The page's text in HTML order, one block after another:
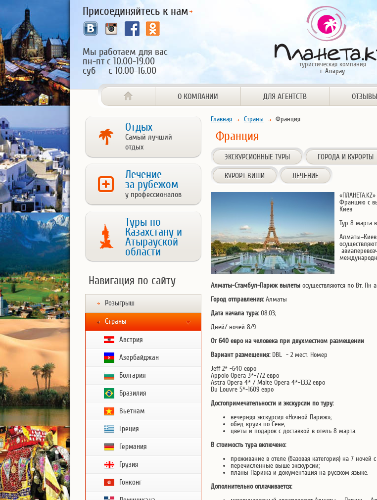
Присоединяйтесь к нам
Мы работаем для вас
пн-пт с 10.00-19.00
суб с 10.00-16.00
туристическая компания
г. Атырау
О КОМПАНИИ ДЛЯ АГЕНТСТВ ОТЗЫВЫ
Отдых
Самый лучший
отдых
Лечение
за рубежом
у профессионалов
Туры по
Казахстану и
Атырауской
области
Навигация по сайту
Розыгрыш
Страны
Австрия
Азербайджан
Болгария
Бразилия
Вьетнам
Греция
Германия
Грузия
Гонконг
Главная Страны Франция
Франция
ЭКСКУРСИОННЫЕ ТУРЫ ГОРОДА И КУРОРТЫ
КУРОРТ ВИШИ ЛЕЧЕНИЕ
Францию с
Киев
Тур 8 марта
Алматы-Стамбул-Париж вылеты осуществляются по Вт. Пн
Город отправления:Алматы
Дата начала тура:08.03;
Дней/ ночей 8/9
От 640 евро на человека при двухместном размещении
Вариант размещения:DBL - 2 мест. Номер
Jeff 2* -640 евро
Appolo Opera 3*-772 евро
Astra Opera 4* / Malte Opera 4*-1332 евро
Du Louvre 5*-1609 евро
Достопримечательности и экскурсии по туру:
вечерняя экскурсия «Ночной Париж»;
обед-круиз по Сене;
цветы и подарок с доставкой в отель 8 марта.
В стоимость тура включено:
проживание в отеле (базовая категория) на 7 ночей
перечисленные выше экскурсии;
планы Парижа и документация на русском языке.
Дополнительно оплачивается: